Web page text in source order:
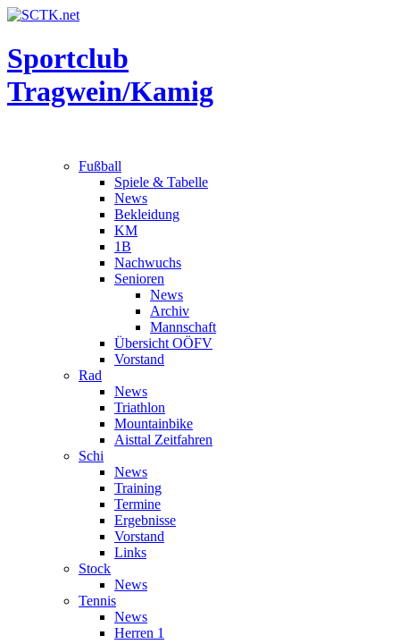
Sportclub
Tragwein/Kamig
Fußball
Spiele & Tabelle
News
Bekleidung
KM
1B
Nachwuchs
Senioren
News
Archiv
Mannschaft
Übersicht OÖFV
Vorstand
Rad
News
Triathlon
Mountainbike
Aisttal Zeitfahren
Schi
News
Training
Termine
Ergebnisse
Vorstand
Links
Stock
News
Tennis
News
Herren 1